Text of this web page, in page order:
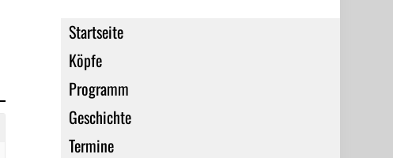
Startseite
Köpfe
Programm
Geschichte
Termine